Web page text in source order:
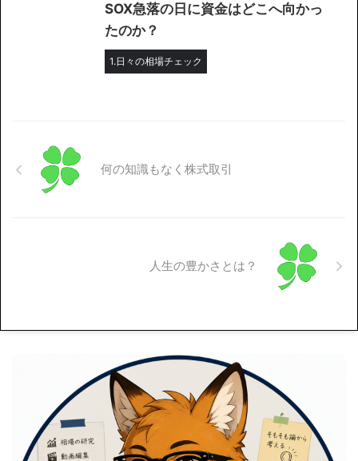
SOX急落の日に資金はどこへ向かっ
たのか？
1.日々の相場チェック
何の知識もなく株式取引
人生の豊かさとは？